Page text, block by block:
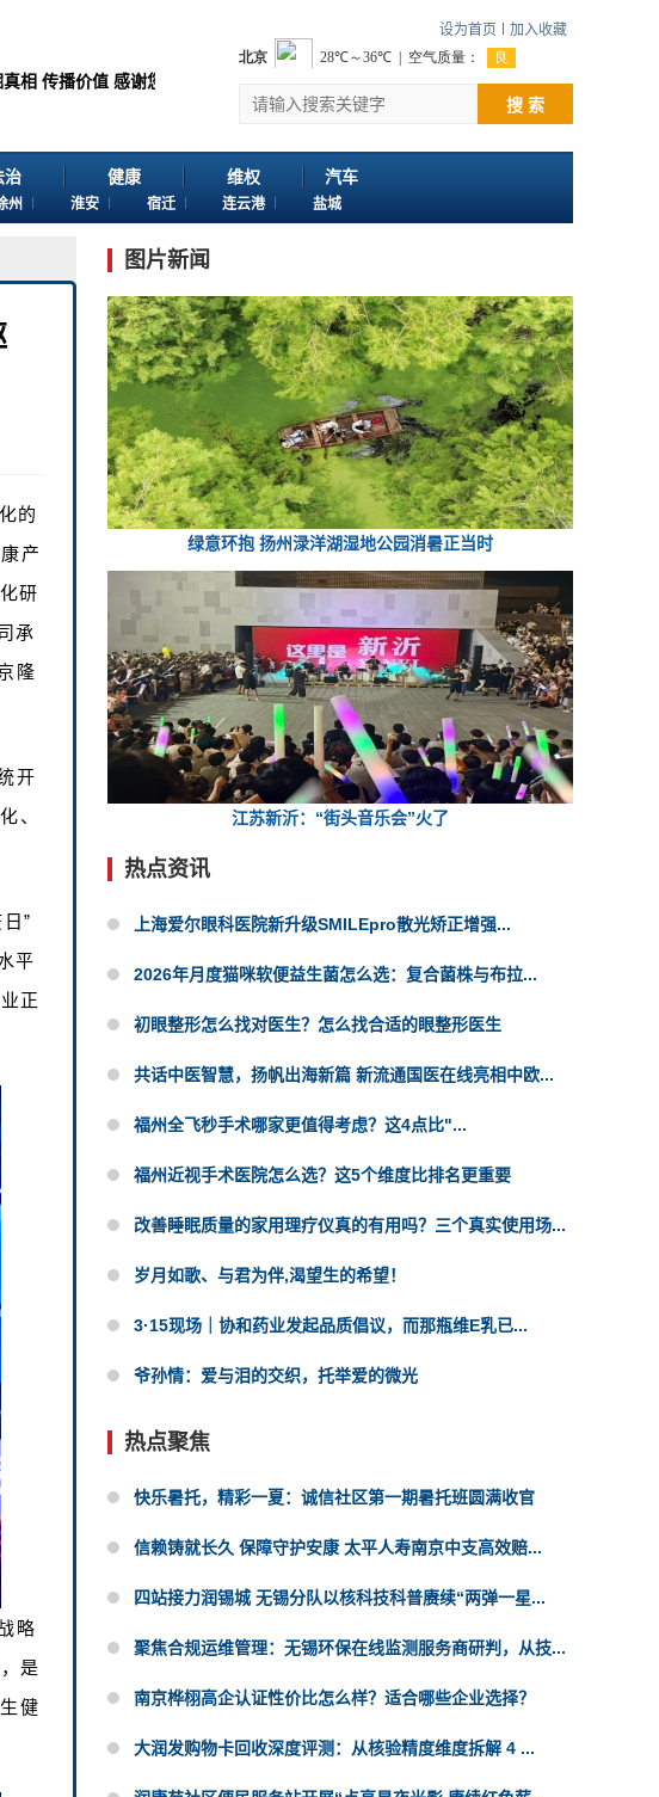
设为首页 加入收藏
播价值 感谢您浏览江苏苏讯网。 欢迎投稿：邮箱724922822@qq.com 客服电话：025-
搜 索
治 健康 维权 汽车
州 淮安 宿迁 连云港 盐城
的
产
研
承
隆
开
、
”
平
正
略
是
健
图片新闻
绿意环抱 扬州渌洋湖湿地公园消暑正当时
江苏新沂：“街头音乐会”火了
热点资讯
上海爱尔眼科医院新升级SMILEpro散光矫正增强...
2026年月度猫咪软便益生菌怎么选：复合菌株与布拉...
初眼整形怎么找对医生？怎么找合适的眼整形医生
共话中医智慧，扬帆出海新篇 新流通国医在线亮相中欧...
福州全飞秒手术哪家更值得考虑？这4点比"...
福州近视手术医院怎么选？这5个维度比排名更重要
改善睡眠质量的家用理疗仪真的有用吗？三个真实使用场...
岁月如歌、与君为伴,渴望生的希望！
3·15现场｜协和药业发起品质倡议，而那瓶维E乳已...
爷孙情：爱与泪的交织，托举爱的微光
热点聚焦
快乐暑托，精彩一夏：诚信社区第一期暑托班圆满收官
信赖铸就长久 保障守护安康 太平人寿南京中支高效赔...
四站接力润锡城 无锡分队以核科技科普赓续“两弹一星...
聚焦合规运维管理：无锡环保在线监测服务商研判，从技...
南京桦栩高企认证性价比怎么样？适合哪些企业选择？
大润发购物卡回收深度评测：从核验精度维度拆解 4 ...